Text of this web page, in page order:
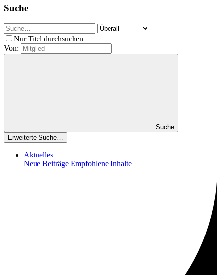
Suche
Nur Titel durchsuchen
Von:
Suche
Erweiterte Suche…
Aktuelles
Neue Beiträge Empfohlene Inhalte